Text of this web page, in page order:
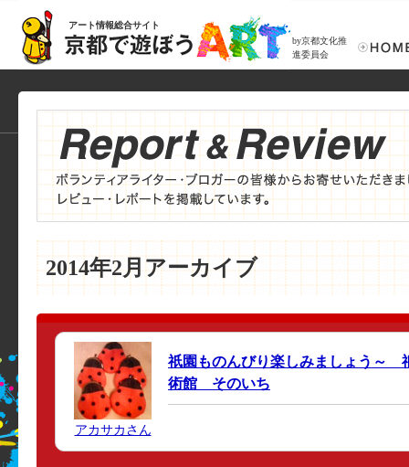
アート情報総合サイト
by京都文化推
進委員会
2014年2月アーカイブ
アカサカさん
祇園ものんびり楽しみましょう～
術館 そのいち